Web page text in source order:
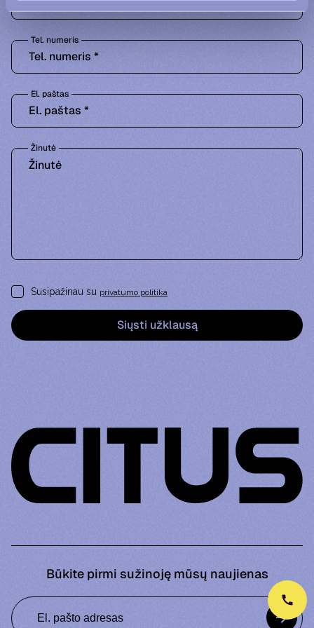
Tel. numeris
El. paštas
Žinutė
Susipažinau su privatumo politika
Būkite pirmi sužinoję mūsų naujienas